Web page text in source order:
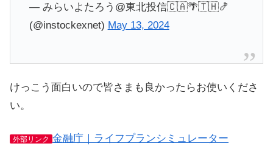
— みらいよたろう@東北投信🇨🇦🌴🇹🇭🍤
(@instockexnet) May 13, 2024
けっこう面白いので皆さまも良かったらお使いくださ
い。
外部リンク 金融庁｜ライフプランシミュレーター